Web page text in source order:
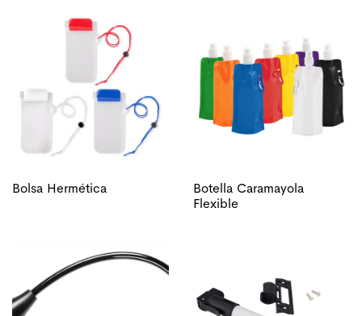
Bolsa Hermética
Botella Caramayola
Flexible